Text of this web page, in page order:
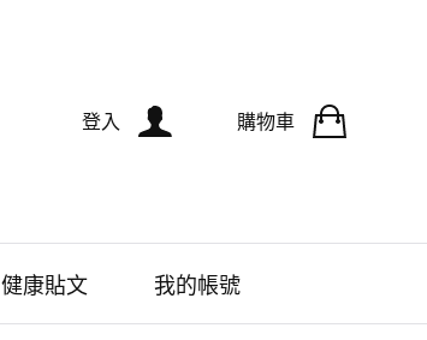
登入 購物車
健康貼文 我的帳號